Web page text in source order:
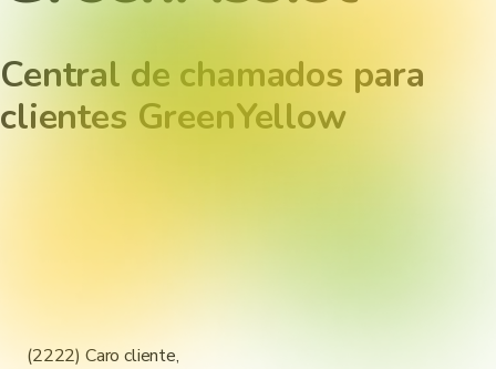
Central de chamados para
clientes GreenYellow
(2222) Caro cliente,